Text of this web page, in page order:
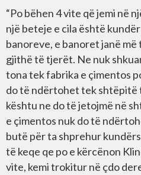
“Po bëhen 4 vite që jemi në
një beteje e cila është
banoreve, e banoret janë më
gjithë të tjerët. Ne nuk
tona tek fabrika e çimentos
do të ndërtohet tek shtëpitë
kështu ne do të jetojmë në
e çimentos nuk do të
butë për ta shprehur
të keqe qe po e kërcënon
vite, kemi trokitur në çdo